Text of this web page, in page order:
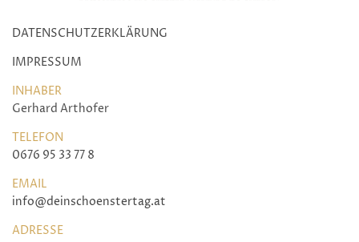
DATENSCHUTZERKLÄRUNG
IMPRESSUM
INHABER
Gerhard Arthofer
TELEFON
0676 95 33 77 8
EMAIL
info@deinschoenstertag.at
ADRESSE